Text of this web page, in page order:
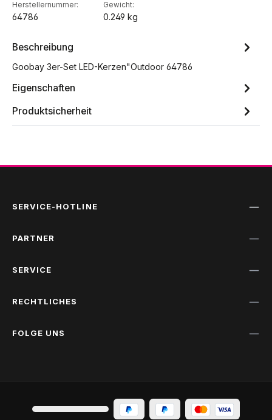
Herstellernummer:
64786
Gewicht:
0.249 kg
Beschreibung
Goobay 3er-Set LED-Kerzen"Outdoor 64786
Eigenschaften
Produktsicherheit
SERVICE-HOTLINE
PARTNER
SERVICE
RECHTLICHES
FOLGE UNS